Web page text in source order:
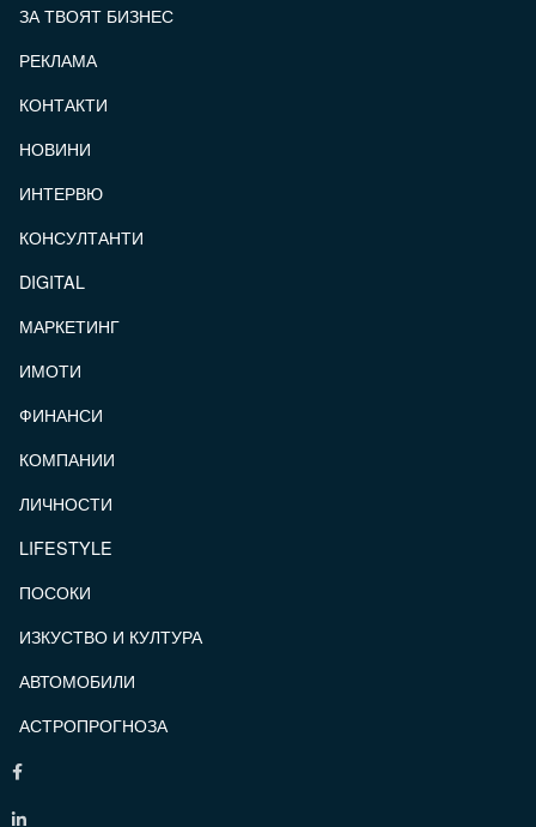
ЗА ТВОЯТ БИЗНЕС
РЕКЛАМА
КОНТАКТИ
НОВИНИ
ИНТЕРВЮ
КОНСУЛТАНТИ
DIGITAL
МАРКЕТИНГ
ИМОТИ
ФИНАНСИ
КОМПАНИИ
ЛИЧНОСТИ
LIFESTYLE
ПОСОКИ
ИЗКУСТВО И КУЛТУРА
АВТОМОБИЛИ
АСТРОПРОГНОЗА